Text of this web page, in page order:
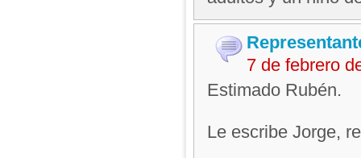
7 de febrero
Estimado Rubén.
Le escribe Jorge,